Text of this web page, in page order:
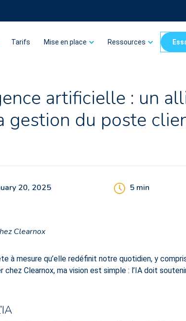
Tarifs Mise en place Ressources
artificielle : un
gestion du poste
20, 2025 5 min
Clearnox
à mesure qu’elle redéfinit notre quotidien, y
Clearnox, ma vision est simple : l’IA doit